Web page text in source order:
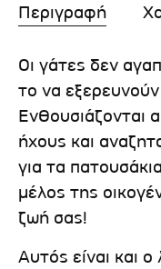
Περιγραφή
Οι γάτες δεν
το να
Ενθουσιάζονται
ήχους και
για τα
μέλος της
ζωή σας!
Αυτός είναι και